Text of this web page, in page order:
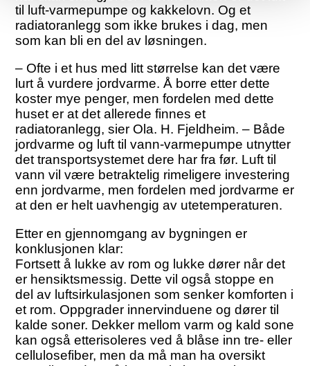
til luft-varmepumpe og kakkelovn. Og et
radiatoranlegg som ikke brukes i dag, men
som kan bli en del av løsningen.
– Ofte i et hus med litt størrelse kan det være
lurt å vurdere jordvarme. Å borre etter dette
koster mye penger, men fordelen med dette
huset er at det allerede finnes et
radiatoranlegg, sier Ola. H. Fjeldheim. – Både
jordvarme og luft til vann-varmepumpe utnytter
det transportsystemet dere har fra før. Luft til
vann vil være betraktelig rimeligere investering
enn jordvarme, men fordelen med jordvarme er
at den er helt uavhengig av utetemperaturen.
Etter en gjennomgang av bygningen er
konklusjonen klar:
Fortsett å lukke av rom og lukke dører når det
er hensiktsmessig. Dette vil også stoppe en
del av luftsirkulasjonen som senker komforten i
et rom. Oppgrader innervinduene og dører til
kalde soner. Dekker mellom varm og kald sone
kan også etterisoleres ved å blåse inn tre- eller
cellulosefiber, men da må man ha oversikt